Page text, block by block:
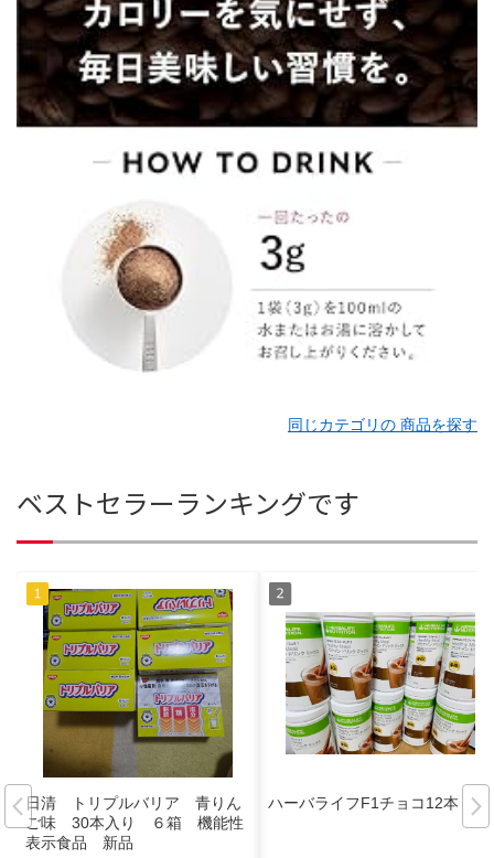
同じカテゴリの 商品を探す
ベストセラーランキングです
日清 トリプルバリア 青りん
ご味 30本入り ６箱 機能性
表示食品 新品
ハーバライフF1チョコ12本